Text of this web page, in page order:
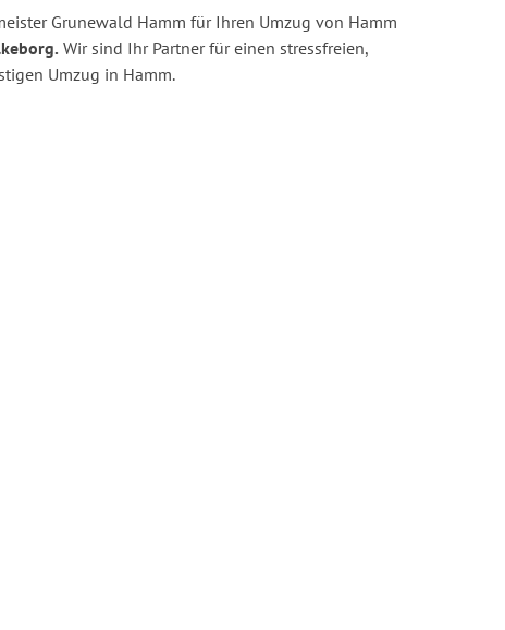
Grunewald Hamm für Ihren Umzug von Hamm
Wir sind Ihr Partner für einen stressfreien,
Umzug in Hamm.